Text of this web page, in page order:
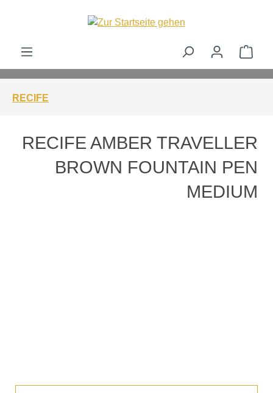
RECIFE
RECIFE AMBER TRAVELLER
BROWN FOUNTAIN PEN
MEDIUM